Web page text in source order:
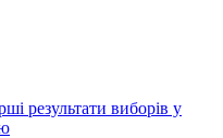
результати виборів у